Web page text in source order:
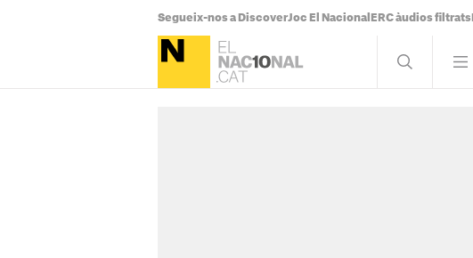
Segueix-nos a DiscoverJoc El Nacional ERC àudios filtrats